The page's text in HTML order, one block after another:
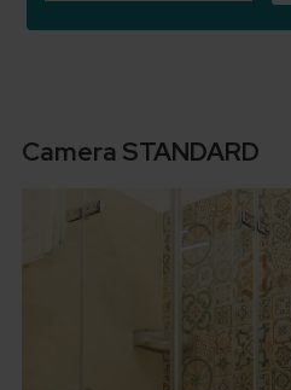
Camera STANDARD